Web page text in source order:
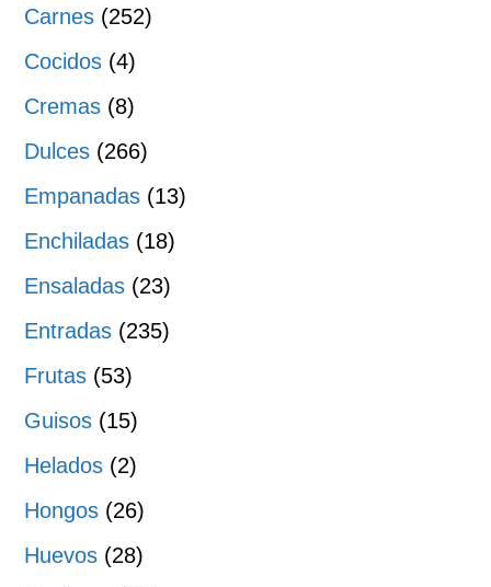
Carnes (252)
Cocidos (4)
Cremas (8)
Dulces (266)
Empanadas (13)
Enchiladas (18)
Ensaladas (23)
Entradas (235)
Frutas (53)
Guisos (15)
Helados (2)
Hongos (26)
Huevos (28)